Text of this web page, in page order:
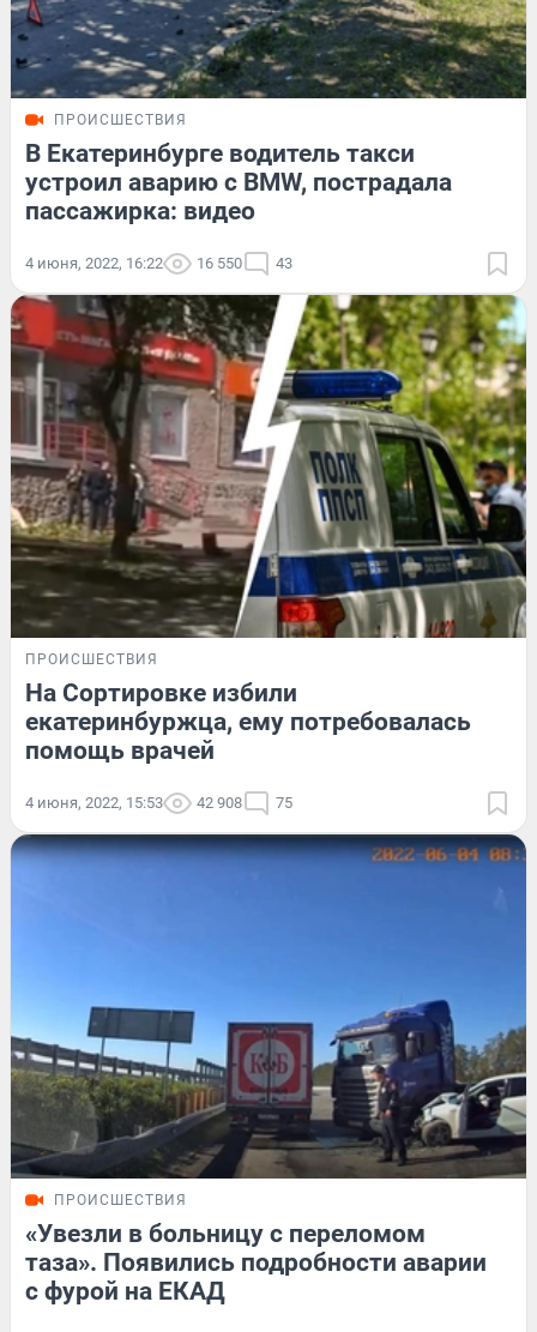
ПРОИСШЕСТВИЯ
В Екатеринбурге водитель такси
устроил аварию с BMW, пострадала
пассажирка: видео
4 июня, 2022, 16:22 16 550 43
ПРОИСШЕСТВИЯ
На Сортировке избили
екатеринбуржца, ему потребовалась
помощь врачей
4 июня, 2022, 15:53 42 908 75
ПРОИСШЕСТВИЯ
«Увезли в больницу с переломом
таза». Появились подробности аварии
с фурой на ЕКАД